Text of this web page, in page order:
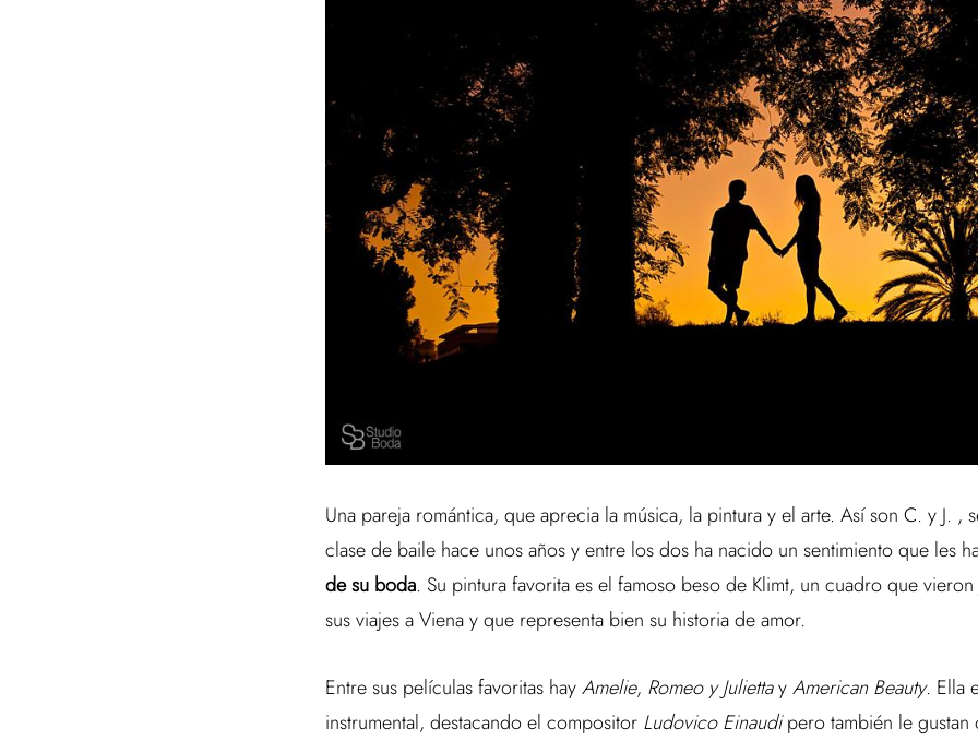
Una pareja romántica, que aprecia la música, la pintura y el arte. Así son C. y J. ,
clase de baile hace unos años y entre los dos ha nacido un sentimiento que les
de su boda. Su pintura favorita es el famoso beso de Klimt, un cuadro que
sus viajes a Viena y que representa bien su historia de amor.
Entre sus películas favoritas hayAmelie, Romeo y JuliettayAmerican Beauty. Ella
instrumental, destacando el compositor Ludovico Einaudipero también le